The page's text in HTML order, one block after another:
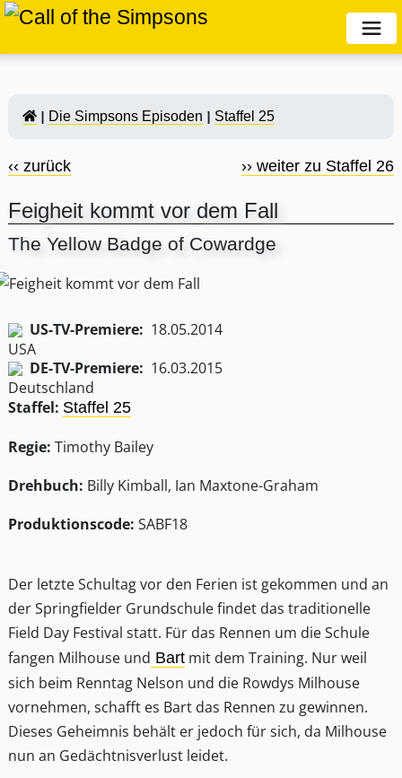
Die Simpsons Episoden Staffel 25
‹‹ zurück ›› weiter zu Staffel 26
Feigheit kommt vor dem Fall
The Yellow Badge of Cowardge
US-TV-Premiere: 18.05.2014
DE-TV-Premiere: 16.03.2015
Staffel: Staffel 25
Regie: Timothy Bailey
Drehbuch: Billy Kimball, Ian Maxtone-Graham
Produktionscode: SABF18
Der letzte Schultag vor den Ferien ist gekommen und an
der Springfielder Grundschule findet das traditionelle
Field Day Festival statt. Für das Rennen um die Schule
fangen Milhouse und Bart mit dem Training. Nur weil
sich beim Renntag Nelson und die Rowdys Milhouse
vornehmen, schafft es Bart das Rennen zu gewinnen.
Dieses Geheimnis behält er jedoch für sich, da Milhouse
nun an Gedächtnisverlust leidet.